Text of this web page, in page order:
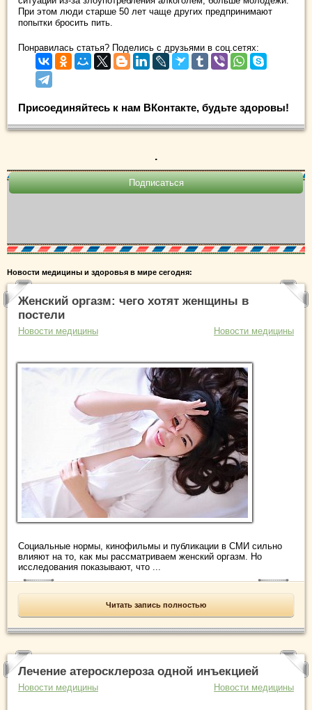
При этом люди старше 50 лет чаще других предпринимают
попытки бросить пить.
Понравилась статья? Поделись с друзьями в соц.сетях:
Присоединяйтесь к нам ВКонтакте, будьте здоровы!
.
Новости медицины и здоровья в мире сегодня:
Женский оргазм: чего хотят женщины в
постели
Новости медицины Новости медицины
Социальные нормы, кинофильмы и публикации в СМИ сильно
влияют на то, как мы рассматриваем женский оргазм. Но
исследования показывают, что ...
Читать запись полностью
Лечение атеросклероза одной инъекцией
Новости медицины Новости медицины